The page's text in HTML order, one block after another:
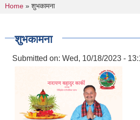
You are here
Home » शुभकामना
शुभकामना
Submitted on: Wed, 10/18/2023 -